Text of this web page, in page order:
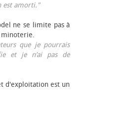
est amorti."
ne se limite pas à
que je pourrais
et je n’ai pas de
d'exploitation est un